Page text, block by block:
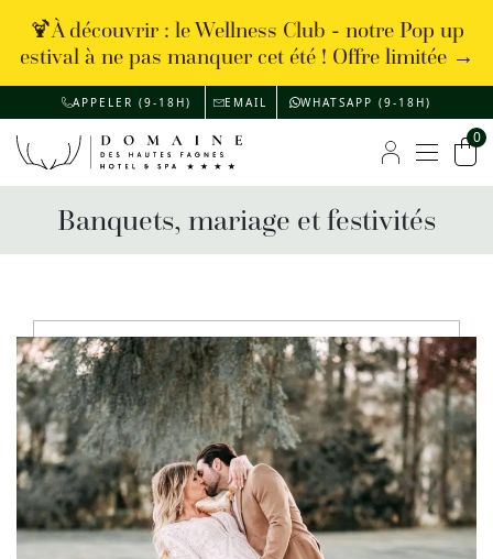
🍹À découvrir : le Wellness Club - notre Pop up
estival à ne pas manquer cet été ! Offre limitée →
APPELER (9-18H) EMAIL WHATSAPP (9-18H)
Menu
0
Banquets, mariage et festivités